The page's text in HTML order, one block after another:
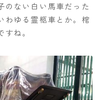
のない白い馬車だった
わゆる霊柩車とか。棺
ね。